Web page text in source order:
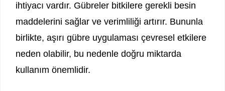
ihtiyacı vardır. Gübreler bitkilere gerekli besin
maddelerini sağlar ve verimliliği artırır. Bununla
birlikte, aşırı gübre uygulaması çevresel etkilere
neden olabilir, bu nedenle doğru miktarda
kullanım önemlidir.